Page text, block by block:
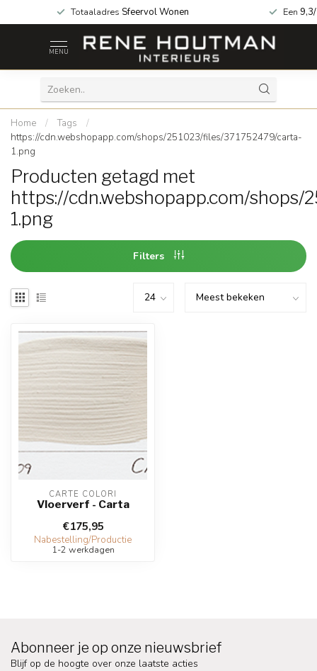
Totaaladres Sfeervol Wonen Een
MENU
Home / Tags
/
https://cdn.webshopapp.com/shops/251023/files/371752479/carta-
1.png
Producten getagd met
https://cdn.webshopapp.com/
1.png
Filters
CARTE COLORI
Vloerverf - Carta
€175,95
Nabestelling/Productie
1-2 werkdagen
Abonneer je op onze nieuwsbrief
Blijf op de hoogte over onze laatste acties